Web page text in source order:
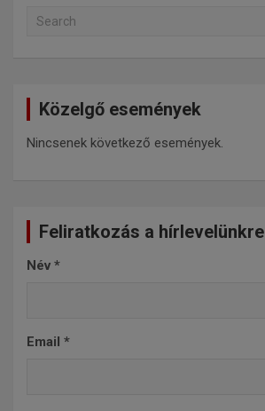
Közelgő események
Nincsenek következő események.
Feliratkozás a hírlevelünkre
Név *
Email *